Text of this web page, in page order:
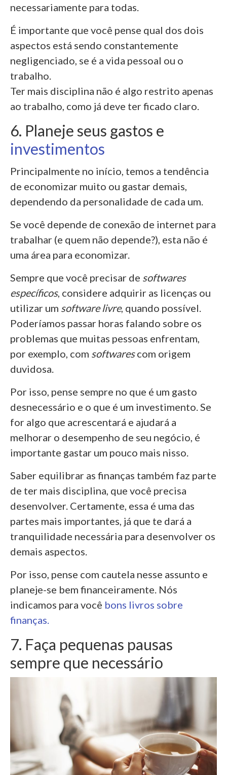
necessariamente para todas.
É importante que você pense qual dos dois
aspectos está sendo constantemente
negligenciado, se é a vida pessoal ou o
trabalho.
Ter mais disciplina não é algo restrito apenas
ao trabalho, como já deve ter ficado claro.
6. Planeje seus gastos e
investimentos
Principalmente no início, temos a tendência
de economizar muito ou gastar demais,
dependendo da personalidade de cada um.
Se você depende de conexão de internet para
trabalhar (e quem não depende?), esta não é
uma área para economizar.
Sempre que você precisar de softwares
específicos, considere adquirir as licenças ou
utilizar um software livre, quando possível.
Poderíamos passar horas falando sobre os
problemas que muitas pessoas enfrentam,
por exemplo, com softwarescom origem
duvidosa.
Por isso, pense sempre no que é um gasto
desnecessário e o que é um investimento. Se
for algo que acrescentará e ajudará a
melhorar o desempenho de seu negócio, é
importante gastar um pouco mais nisso.
Saber equilibrar as finanças também faz parte
de ter mais disciplina, que você precisa
desenvolver. Certamente, essa é uma das
partes mais importantes, já que te dará a
tranquilidade necessária para desenvolver os
demais aspectos.
Por isso, pense com cautela nesse assunto e
planeje-se bem financeiramente. Nós
indicamos para você bons livros sobre
finanças.
7. Faça pequenas pausas
sempre que necessário